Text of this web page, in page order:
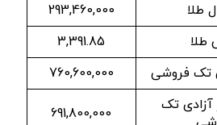
طلا
293,460,000
طلا
3,391.85
تک فروشی
760,600,000
آزادی تک
691,800,000